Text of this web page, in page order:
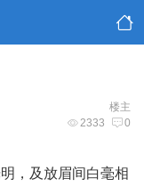
楼主
2333 0
，及放眉间白毫相